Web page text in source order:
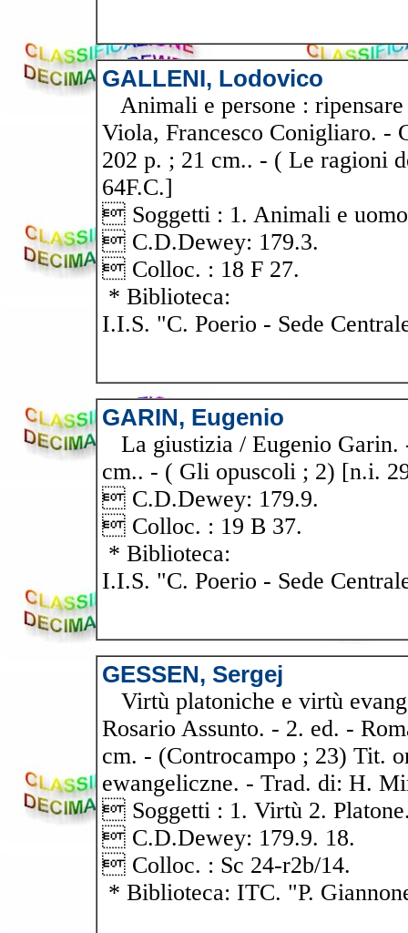
GALLENI, Lodovico
Animali e persone :
Viola, Francesco Conigliaro. -
202 p. ; 21 cm.. - ( Le ragioni
64F.C.]
 Soggetti : 1. Animali e
 C.D.Dewey: 179.3.
 Colloc. : 18 F 27.
* Biblioteca:
I.I.S. "C. Poerio - Sede
GARIN, Eugenio
La giustizia / Eugenio Garin.
cm.. - ( Gli opuscoli ; 2) [n.i.
 C.D.Dewey: 179.9.
 Colloc. : 19 B 37.
* Biblioteca:
I.I.S. "C. Poerio - Sede
GESSEN, Sergej
Virtù platoniche e virtù
Rosario Assunto. - 2. ed. -
cm. - (Controcampo ; 23) Tit.
ewangeliczne. - Trad. di: H.
 Soggetti : 1. Virtù 2.
 C.D.Dewey: 179.9. 18.
 Colloc. : Sc 24-r2b/14.
* Biblioteca: ITC. "P.